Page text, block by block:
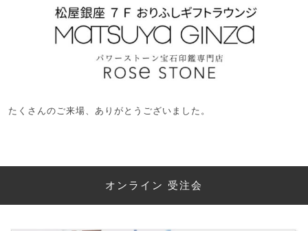
たくさんのご来場、ありがとうございました。
オンライン 受注会